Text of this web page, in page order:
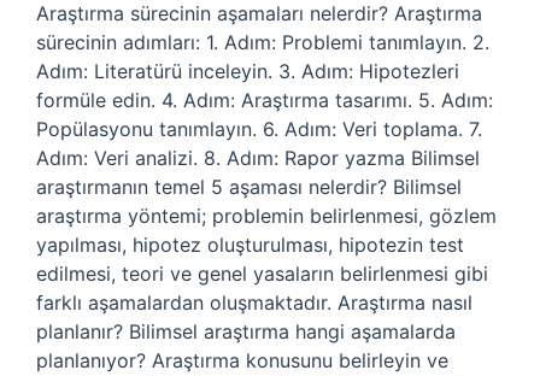
Araştırma sürecinin aşamaları nelerdir? Araştırma
sürecinin adımları: 1. Adım: Problemi tanımlayın. 2.
Adım: Literatürü inceleyin. 3. Adım: Hipotezleri
formüle edin. 4. Adım: Araştırma tasarımı. 5. Adım:
Popülasyonu tanımlayın. 6. Adım: Veri toplama. 7.
Adım: Veri analizi. 8. Adım: Rapor yazma Bilimsel
araştırmanın temel 5 aşaması nelerdir? Bilimsel
araştırma yöntemi; problemin belirlenmesi, gözlem
yapılması, hipotez oluşturulması, hipotezin test
edilmesi, teori ve genel yasaların belirlenmesi gibi
farklı aşamalardan oluşmaktadır. Araştırma nasıl
planlanır? Bilimsel araştırma hangi aşamalarda
planlanıyor? Araştırma konusunu belirleyin ve